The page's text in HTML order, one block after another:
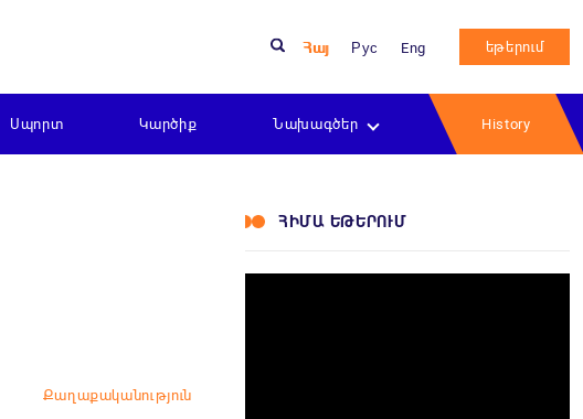
Հայ Рус Eng եթերում
Սպորտ Կարծիք Նախագծեր History
Քաղաքականություն
ՀԻՄԱ ԵԹԵՐՈՒՄ